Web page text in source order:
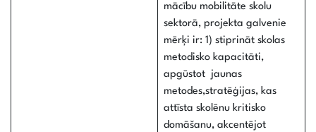
mācību mobilitāte skolu
sektorā, projekta galvenie
mērķi ir: 1) stiprināt skolas
metodisko kapacitāti,
apgūstot jaunas
metodes,stratēģijas, kas
attīsta skolēnu kritisko
domāšanu, akcentējot